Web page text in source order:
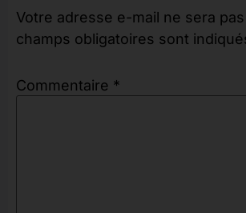
Votre adresse e-mail ne sera
champs obligatoires sont
Commentaire *